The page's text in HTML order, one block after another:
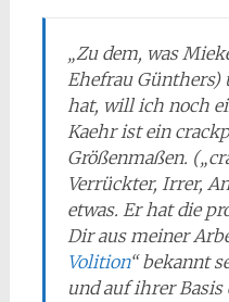
„Zu dem, was
Ehefrau Günthers)
hat, will ich noch
Kaehr ist ein
Größenmaßen.
Verrückter, Irrer,
etwas. Er hat die
Dir aus meiner
Volition“ bekannt
und auf ihrer